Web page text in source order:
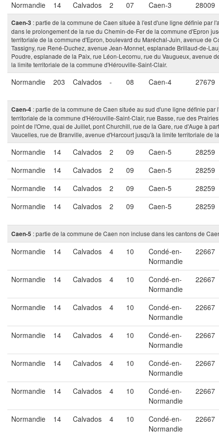
Normandie 14 Calvados 2 07 Caen-3 28009
Caen-3 : partie de la commune de Caen située à l'est d'une ligne définie par
dans le prolongement de la rue du Chemin-de-Fer de la commune d'Epron
territoriale de la commune d'Epron, boulevard du Maréchal-Juin, avenue de
Tassigny, rue René-Duchez, avenue Jean-Monnet, esplanade Brillaud-de-
Poudre, esplanade de la Paix, rue Léon-Lecornu, rue du Vaugueux, avenue
la limite territoriale de la commune d'Hérouville-Saint-Clair.
Normandie 203 Calvados - 08 Caen-4 27679
Caen-4 : partie de la commune de Caen située au sud d'une ligne définie
territoriale de la commune d'Hérouville-Saint-Clair, rue Basse, rue des
point de l'Orne, quai de Juillet, pont Churchill, rue de la Gare, rue d'Auge à
Vaucelles, rue de Branville, avenue d'Harcourt jusqu'à la limite territoriale de
Normandie 14 Calvados 2 09 Caen-5
28259
Normandie
14 Calvados 2 09 Caen-5
28259
Normandie
14 Calvados 2 09 Caen-5
28259
Normandie
14 Calvados 2 09 Caen-5 28259
Caen-5 : partie de la commune de Caen non incluse dans les cantons de
Normandie 14 Calvados 4 10
Condé-en-
Normandie
22667
Normandie 14 Calvados 4 10
Condé-en-
Normandie
22667
Normandie 14 Calvados 4 10
Condé-en-
Normandie
22667
Normandie 14 Calvados 4 10
Condé-en-
Normandie
22667
Normandie 14 Calvados 4 10
Condé-en-
Normandie
22667
Normandie 14 Calvados 4 10
Condé-en-
Normandie
22667
Normandie 14 Calvados 4 10
Condé-en-
Normandie
22667